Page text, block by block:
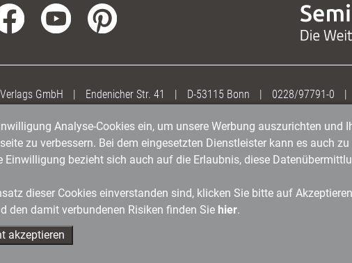
GmbH | Endenicher Str. 41 | D-53115 Bonn | 0228/97791-0 |
Analyse-Cookies ein, um unsere Werbung auszurichten und
zu verbessern. Bei dem eingesetzten Dienstleister kann es auch
Einwilligung bezieht sich auch auf die Erlaubnis, diese
dieser Cookies einverstanden sind, klicken Sie bitte auf
den damit verbundenen Risiken finden Sie hier.
akzeptieren